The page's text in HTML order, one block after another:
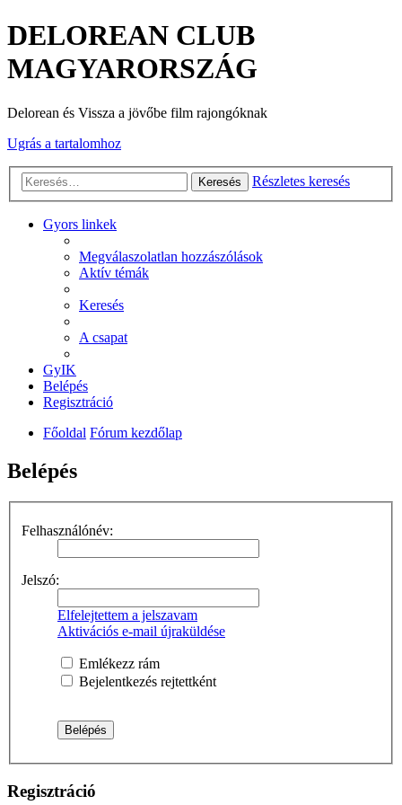
DELOREAN CLUB
MAGYARORSZÁG
Delorean és Vissza a jövőbe film rajongóknak
Ugrás a tartalomhoz
Keresés Részletes keresés
Gyors linkek
Megválaszolatlan hozzászólások
Aktív témák
Keresés
A csapat
GyIK
Belépés
Regisztráció
Főoldal Fórum kezdőlap
Belépés
Felhasználónév:
Jelszó:
Elfelejtettem a jelszavam
Aktivációs e-mail újraküldése
Emlékezz rám
Bejelentkezés rejtettként
Regisztráció